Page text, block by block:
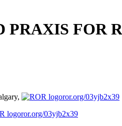
PRAXIS FOR
ror.org/03yjb2x39
ror.org/03yjb2x39